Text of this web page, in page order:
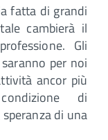
fatta di grandi
cambierà il
Gli
per noi
ancor più
di
di una